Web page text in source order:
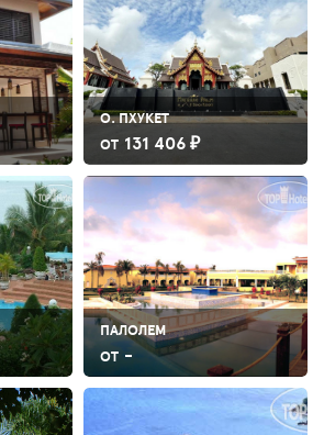
О. ПХУКЕТ
ОТ 131 406 ₽
ПАЛОЛЕМ
ОТ -